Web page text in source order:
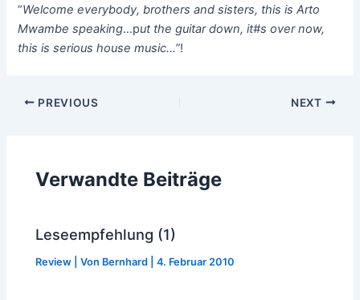
“Welcome everybody, brothers and sisters, this is Arto
Mwambe speaking…put the guitar down, it#s over now,
this is serious house music…”!
Post
PREVIOUS NEXT
Verwandte Beiträge
Leseempfehlung (1)
Review | Von Bernhard |4. Februar 2010